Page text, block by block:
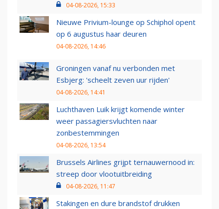
04-08-2026, 15:33
Nieuwe Privium-lounge op Schiphol opent
op 6 augustus haar deuren
04-08-2026, 14:46
Groningen vanaf nu verbonden met
Esbjerg: 'scheelt zeven uur rijden'
04-08-2026, 14:41
Luchthaven Luik krijgt komende winter
weer passagiersvluchten naar
zonbestemmingen
04-08-2026, 13:54
Brussels Airlines grijpt ternauwernood in:
streep door vlootuitbreiding
04-08-2026, 11:47
Stakingen en dure brandstof drukken